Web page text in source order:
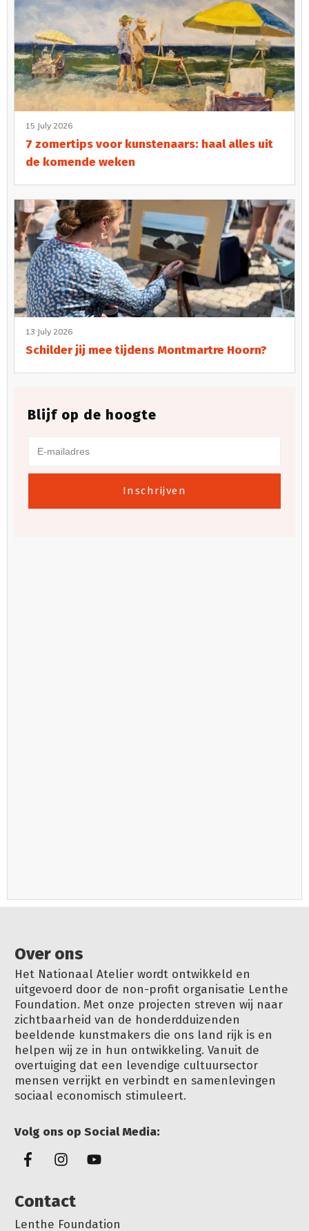
15 July 2026
7 zomertips voor kunstenaars: haal alles uit
de komende weken
13 July 2026
Schilder jij mee tijdens Montmartre Hoorn?
Blijf op de hoogte
Inschrijven
Over ons
Het Nationaal Atelier wordt ontwikkeld en
uitgevoerd door de non-profit organisatie Lenthe
Foundation. Met onze projecten streven wij naar
zichtbaarheid van de honderdduizenden
beeldende kunstmakers die ons land rijk is en
helpen wij ze in hun ontwikkeling. Vanuit de
overtuiging dat een levendige cultuursector
mensen verrijkt en verbindt en samenlevingen
sociaal economisch stimuleert.
Volg ons op Social Media:
Contact
Lenthe Foundation